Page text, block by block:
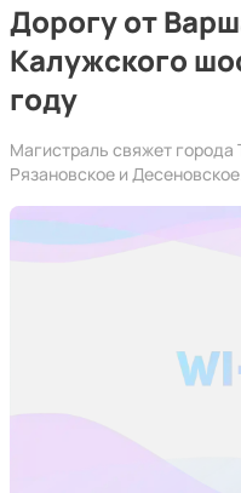
Дорогу от
Калужского
году
Магистраль свяжет города
Рязановское и